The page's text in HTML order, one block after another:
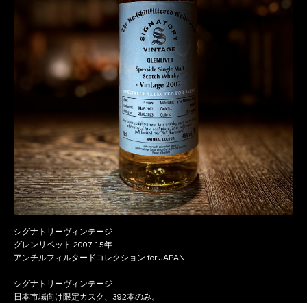
シグナトリーヴィンテージ
グレンリベット 2007 15年
アンチルフィルタードコレクション for JAPAN
シグナトリーヴィンテージ
日本市場向け限定カスク、392本のみ。